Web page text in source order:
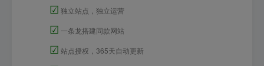
☑ 独立站点，独立运营
☑ 一条龙搭建同款网站
☑ 站点授权，365天自动更新